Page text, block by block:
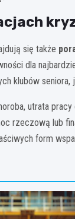
się także
dla
klubów seniora,
utrata
rzeczową lub
form